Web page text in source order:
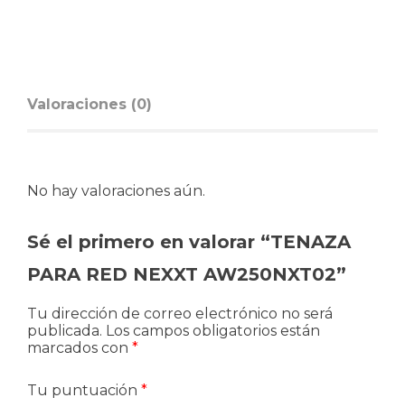
Valoraciones (0)
No hay valoraciones aún.
Sé el primero en valorar “TENAZA
PARA RED NEXXT AW250NXT02”
Tu dirección de correo electrónico no será
publicada. Los campos obligatorios están
marcados con *
Tu puntuación *